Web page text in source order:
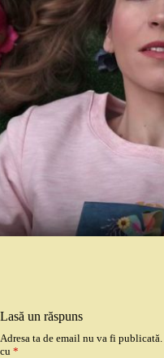
Lasă un răspuns
Adresa ta de email nu va fi publicată.
cu *